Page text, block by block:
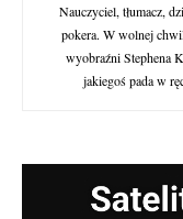
Nauczyciel, tłumacz,
pokera. W wolnej
wyobraźni Stephena
jakiegoś pada w